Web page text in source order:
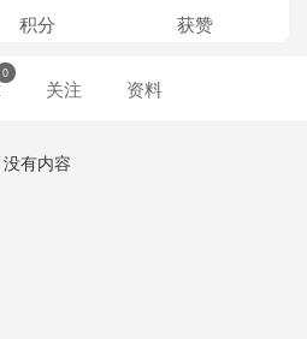
积分 获赞
0
关注 资料
没有内容